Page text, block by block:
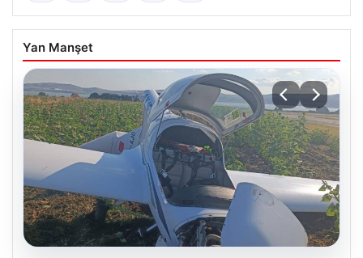
Yan Manşet